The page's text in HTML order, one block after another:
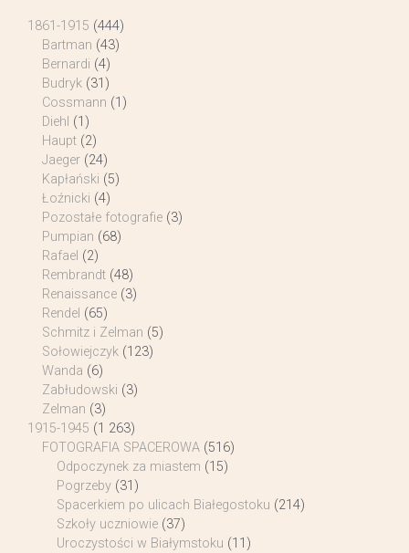
1861-1915 (444)
Bartman (43)
Bernardi (4)
Budryk (31)
Cossmann (1)
Diehl (1)
Haupt (2)
Jaeger (24)
Kapłański (5)
Łoźnicki (4)
Pozostałe fotografie (3)
Pumpian (68)
Rafael (2)
Rembrandt (48)
Renaissance (3)
Rendel (65)
Schmitz i Zelman (5)
Sołowiejczyk (123)
Wanda (6)
Zabłudowski (3)
Zelman (3)
1915-1945 (1 263)
FOTOGRAFIA SPACEROWA (516)
Odpoczynek za miastem (15)
Pogrzeby (31)
Spacerkiem po ulicach Białegostoku (214)
Szkoły uczniowie (37)
Uroczystości w Białymstoku (11)